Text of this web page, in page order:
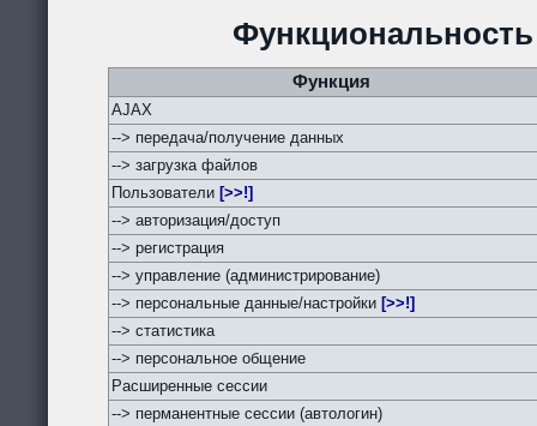
Функция
AJAX
--> передача/получение данных
--> загрузка файлов
Пользователи [>>!]
--> авторизация/доступ
--> регистрация
--> управление (администрирование)
--> персональные данные/настройки [>>!]
--> статистика
--> персональное общение
Расширенные сессии
--> перманентные сессии (автологин)